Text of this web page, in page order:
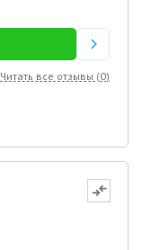
Читать все отзывы (0)